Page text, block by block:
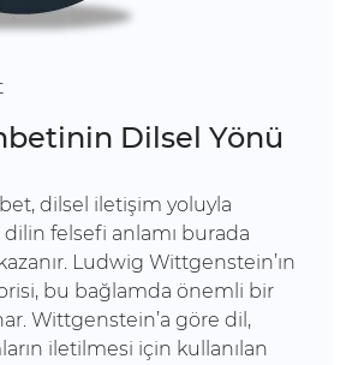
Dilsel Yönü
dilsel iletişim yoluyla
felsefi anlamı burada
Ludwig Wittgenstein’ın
bu bağlamda önemli bir
Wittgenstein’a göre dil,
iletilmesi için kullanılan